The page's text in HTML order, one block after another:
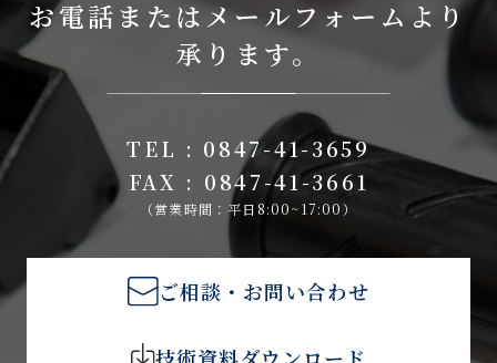
お電話またはメールフォームより
承ります。
TEL : 0847-41-3659
FAX : 0847-41-3661
（営業時間：平日8:00~17:00）
ご相談・お問い合わせ